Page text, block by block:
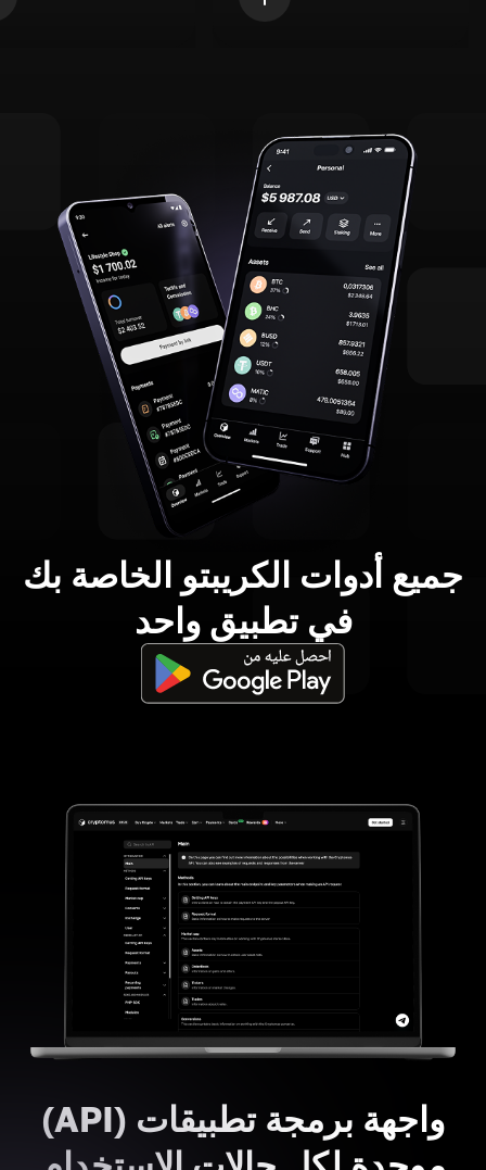
جميع أدوات الكريبتو الخاصة بك
في تطبيق واحد
واجهة برمجة تطبيقات (API)